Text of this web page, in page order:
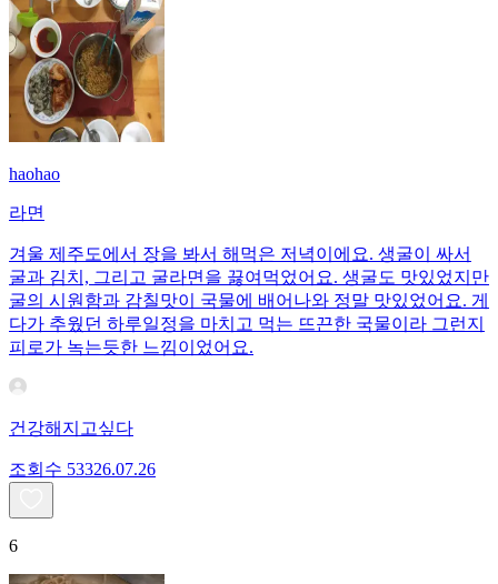
haohao
라면
겨울 제주도에서 장을 봐서 해먹은 저녁이에요. 생굴이 싸서
굴과 김치, 그리고 굴라면을 끓여먹었어요. 생굴도 맛있었지만
굴의 시원함과 감칠맛이 국물에 배어나와 정말 맛있었어요. 게
다가 추웠던 하루일정을 마치고 먹는 뜨끈한 국물이라 그런지
피로가 녹는듯한 느낌이었어요.
건강해지고싶다
조회수 53326.07.26
6